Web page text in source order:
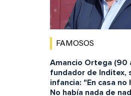
FAMOSOS
Amancio Ortega (90
fundador de Inditex,
infancia: "En casa no
No había nada de